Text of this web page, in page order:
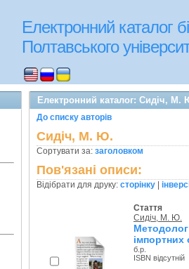
Електронний каталог
Полтавського
Електронний каталог: Сидіч, М.
До списку авторів
Сидіч, М. Ю.
Сортувати за: заголовком
Пов'язані описи:
Відібрати для друку: сторінку
Стаття
Сидіч, М. Ю.
імпортних
б.р.
ISBN відсутній